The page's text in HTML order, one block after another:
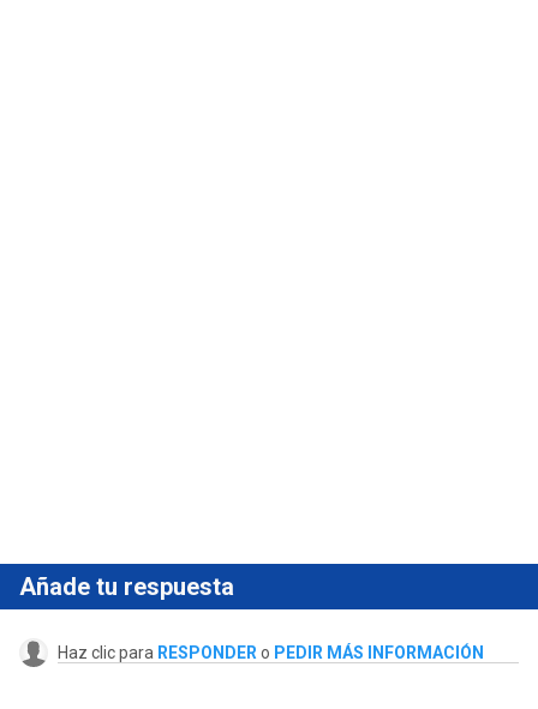
Añade tu respuesta
Haz clic para RESPONDER o PEDIR MÁS INFORMACIÓN